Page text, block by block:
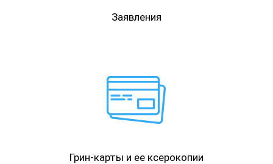
Заявления
Грин-карты и ее ксерокопии